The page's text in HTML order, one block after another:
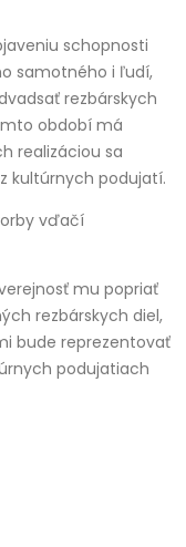
schopnosti
samotného i ľudí,
rezbárskych
období má
realizáciou sa
kultúrnych podujatí.
vďačí
mu popriať
rezbárskych diel,
bude reprezentovať
podujatiach